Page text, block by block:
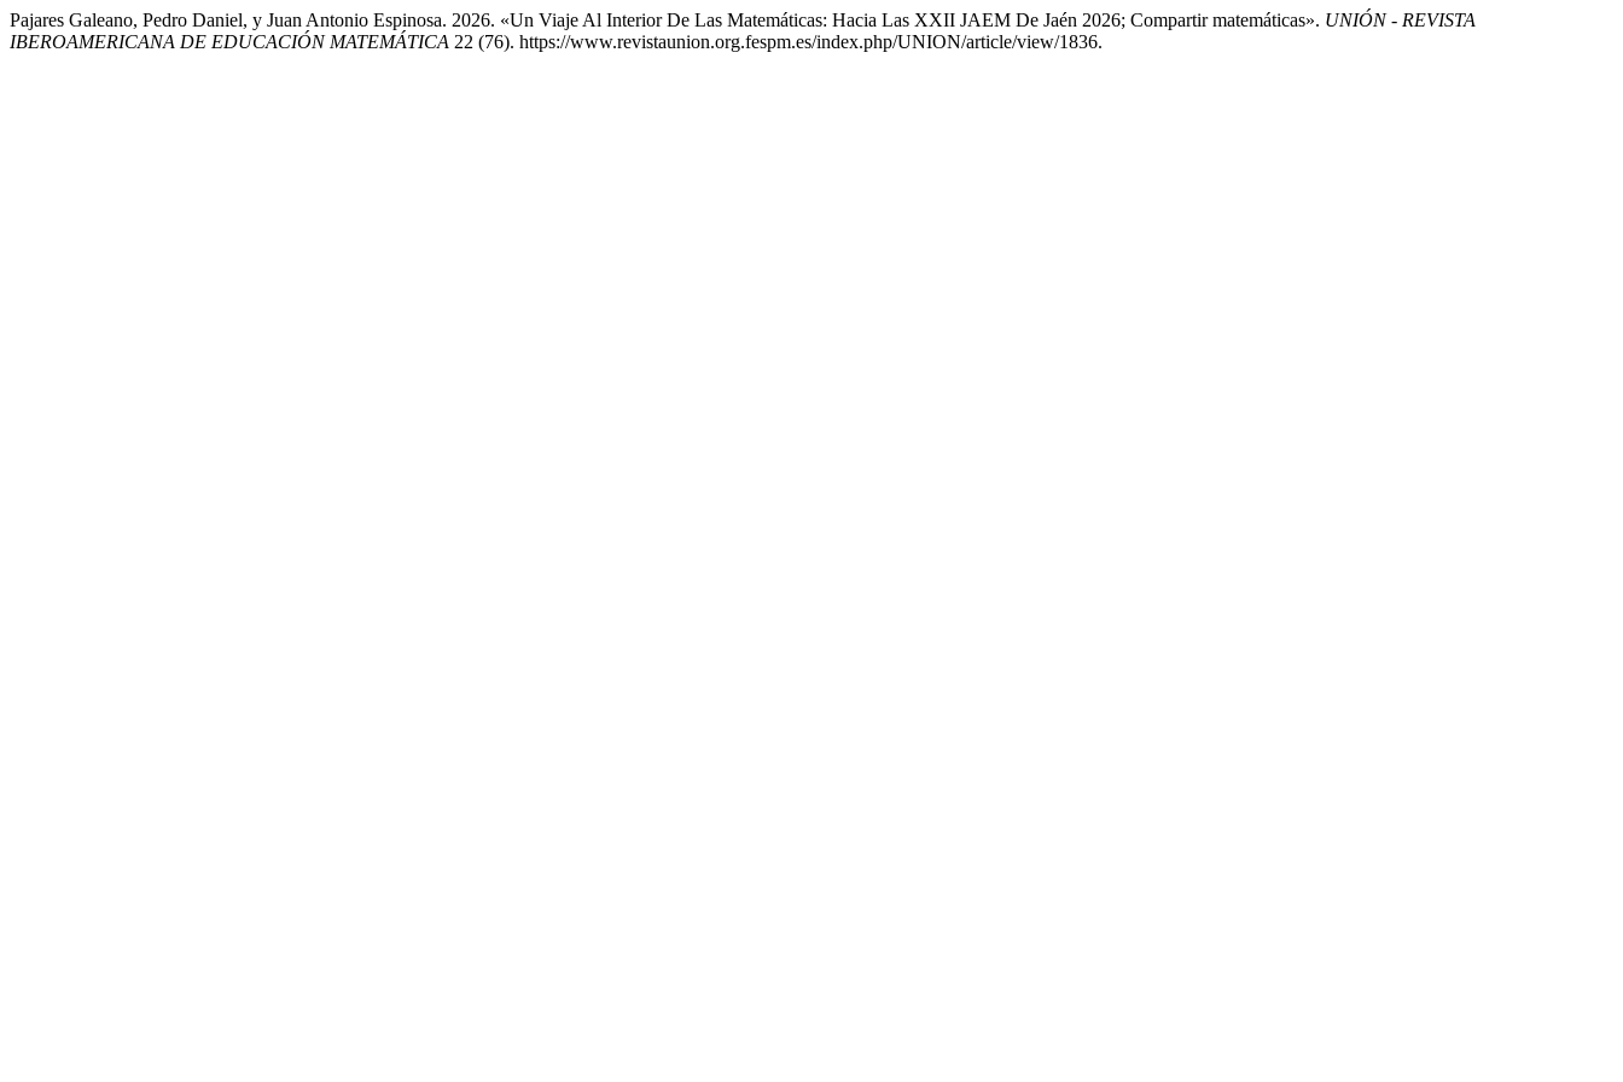
Pajares Galeano, Pedro Daniel, y Juan Antonio Espinosa. 2026. «Un Viaje Al Interior De Las Matemáticas: Hacia Las XXII JAEM De Jaén 2026; Compartir matemáticas». UNIÓN - REVISTA
IBEROAMERICANA DE EDUCACIÓN MATEMÁTICA 22 (76). https://www.revistaunion.org.fespm.es/index.php/UNION/article/view/1836.